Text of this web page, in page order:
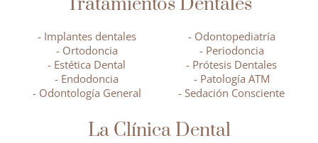
- Implantes dentales
- Ortodoncia
- Estética Dental
- Endodoncia
- Odontología General
- Odontopediatría
- Periodoncia
- Prótesis Dentales
- Patología ATM
- Sedación Consciente
La Clínica Dental